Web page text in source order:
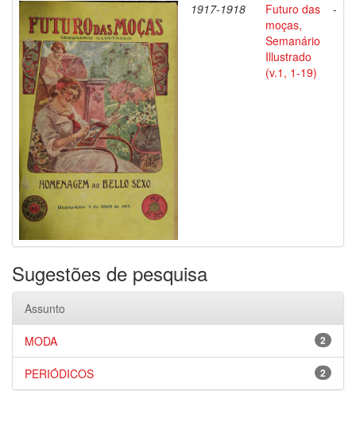
1917-1918
Futuro das
moças,
Semanário
Illustrado
(v.1, 1-19)
-
Sugestões de pesquisa
Assunto
2
MODA
2
PERIÓDICOS